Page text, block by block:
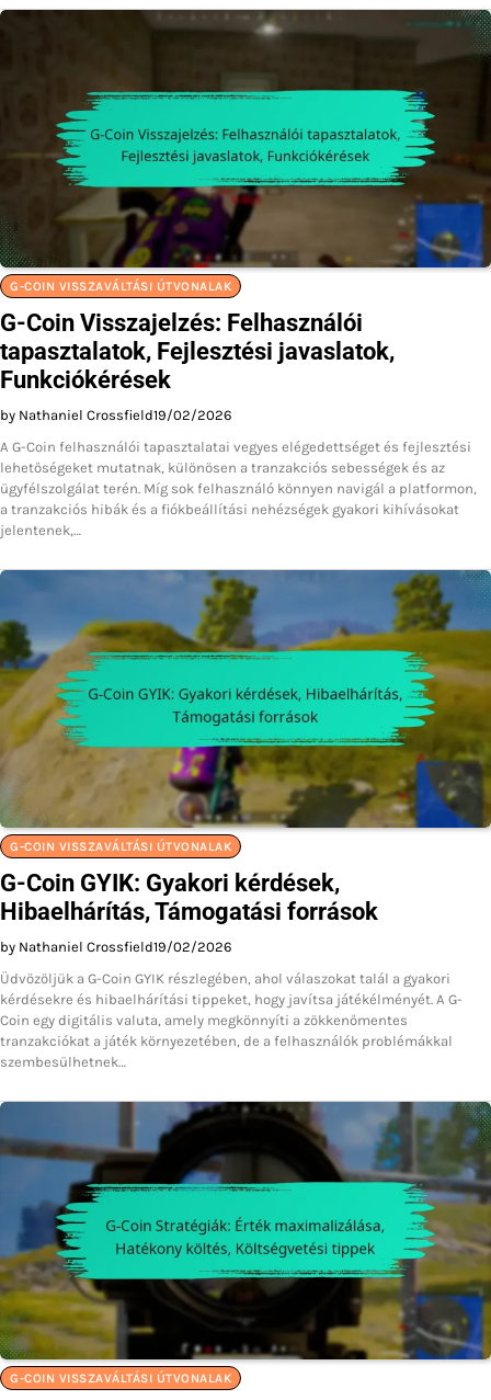
G-COIN VISSZAVÁLTÁSI ÚTVONALAK
G-Coin Visszajelzés: Felhasználói
tapasztalatok, Fejlesztési javaslatok,
Funkciókérések
by Nathaniel Crossfield19/02/2026
A G-Coin felhasználói tapasztalatai vegyes elégedettséget és fejlesztési
lehetőségeket mutatnak, különösen a tranzakciós sebességek és az
ügyfélszolgálat terén. Míg sok felhasználó könnyen navigál a platformon,
a tranzakciós hibák és a fiókbeállítási nehézségek gyakori kihívásokat
jelentenek,…
G-COIN VISSZAVÁLTÁSI ÚTVONALAK
G-Coin GYIK: Gyakori kérdések,
Hibaelhárítás, Támogatási források
by Nathaniel Crossfield19/02/2026
Üdvözöljük a G-Coin GYIK részlegében, ahol válaszokat talál a gyakori
kérdésekre és hibaelhárítási tippeket, hogy javítsa játékélményét. A G-
Coin egy digitális valuta, amely megkönnyíti a zökkenőmentes
tranzakciókat a játék környezetében, de a felhasználók problémákkal
szembesülhetnek…
G-COIN VISSZAVÁLTÁSI ÚTVONALAK